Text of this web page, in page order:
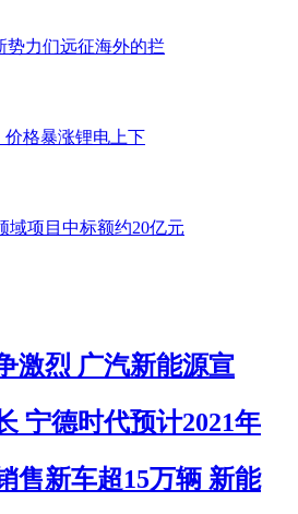
势力们远征海外的拦
价格暴涨锂电上下
域项目中标额约20亿元
激烈 广汽新能源宣
宁德时代预计2021年
售新车超15万辆 新能